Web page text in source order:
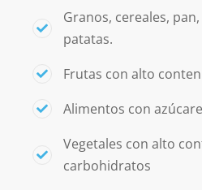
Granos, cereales,
patatas.
Frutas con alto
Alimentos con
Vegetales con alto
carbohidratos